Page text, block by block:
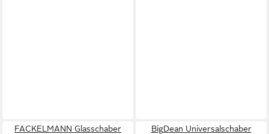
FACKELMANN Glasschaber
BigDean Universalschaber